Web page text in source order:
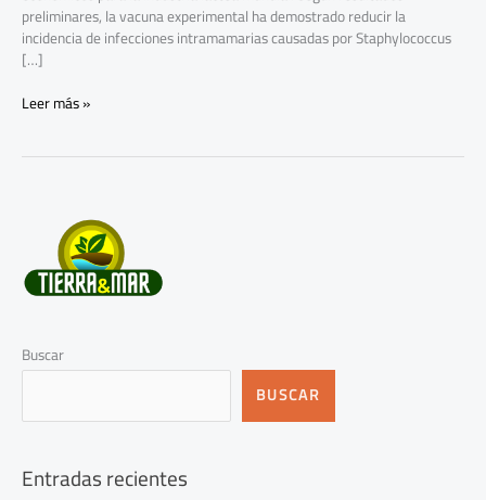
preliminares, la vacuna experimental ha demostrado reducir la
incidencia de infecciones intramamarias causadas por Staphylococcus
[…]
Leer más »
Buscar
BUSCAR
Entradas recientes